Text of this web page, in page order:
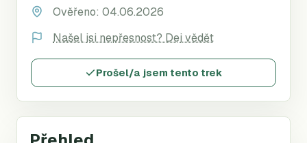
Ověřeno: 04.06.2026
Našel jsi nepřesnost? Dej vědět
Prošel/a jsem tento trek